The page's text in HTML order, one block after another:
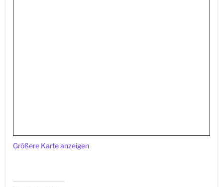
Größere Karte anzeigen